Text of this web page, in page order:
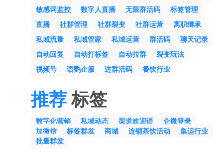
敏感词监控
数字人直播 无限群活码
标签管理
直播
社群管理 社群裂变 社群运营
离职继承
私域流量
私域管家 私域运营 群活码
聊天记录
自动回复
自动打标签 自动拉群
裂变玩法
视频号
语鹦企服 进群活码 餐饮行业
推荐标签
数字化营销 私域动态 渠道欢迎语
企微登录
加微信
标签群发 商城 连锁茶饮活动
集运行业
批量群发